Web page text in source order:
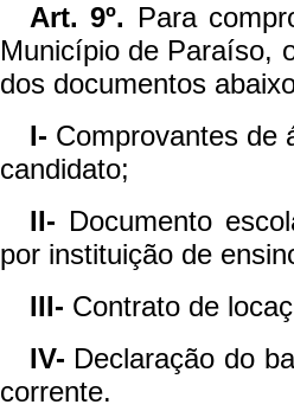
Art. 9º. Para
Município de Paraíso,
dos documentos
I- Comprovantes de
candidato;
II- Documento
por instituição de
III- Contrato de
IV- Declaração do
corrente.